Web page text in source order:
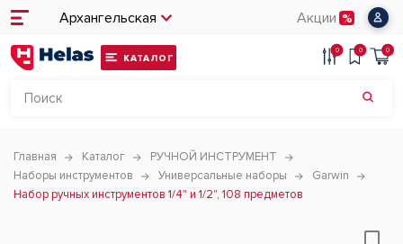
Архангельская Акции
КАТАЛОГ
0 0 0
Главная Каталог
РУЧНОЙ ИНСТРУМЕНТ
Наборы инструментов
Универсальные наборы
Garwin
Набор ручных инструментов 1/4" и 1/2", 108 предметов